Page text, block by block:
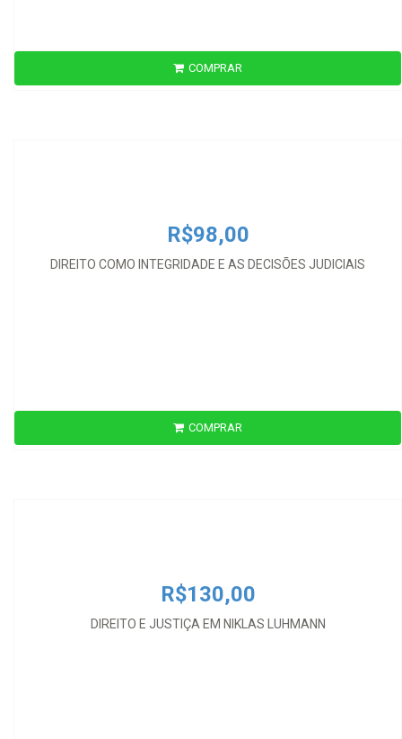
COMPRAR
R$98,00
DIREITO COMO INTEGRIDADE E AS DECISÕES JUDICIAIS
R$98,00
COMPRAR
R$130,00
DIREITO E JUSTIÇA EM NIKLAS LUHMANN
R$130,00